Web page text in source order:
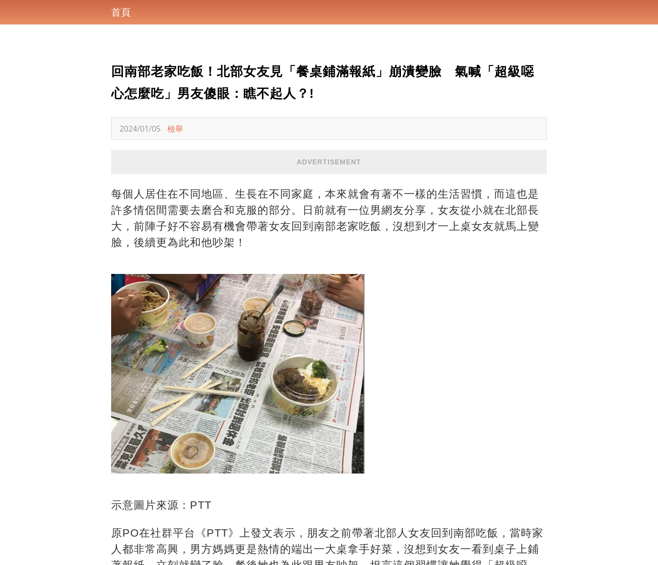
首頁
回南部老家吃飯！北部女友見「餐桌鋪滿報紙」崩潰變臉 氣喊「超級噁
心怎麼吃」男友傻眼：瞧不起人？!
2024/01/05 檢舉
ADVERTISEMENT
每個人居住在不同地區、生長在不同家庭，本來就會有著不一樣的生活習慣，而這也是
許多情侶間需要去磨合和克服的部分。日前就有一位男網友分享，女友從小就在北部長
大，前陣子好不容易有機會帶著女友回到南部老家吃飯，沒想到才一上桌女友就馬上變
臉，後續更為此和他吵架！
示意圖片來源：PTT
原PO在社群平台《PTT》上發文表示，朋友之前帶著北部人女友回到南部吃飯，當時家
人都非常高興，男方媽媽更是熱情的端出一大桌拿手好菜，沒想到女友一看到桌子上鋪